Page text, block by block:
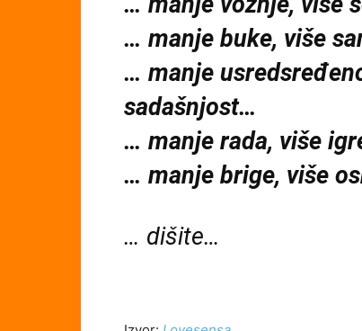
… manje buke, više
… manje
sadašnjost…
… manje rada, više
… manje brige, više
… dišite…